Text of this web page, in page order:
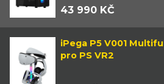
43 990 KČ
iPega P5 V001
pro PS VR2